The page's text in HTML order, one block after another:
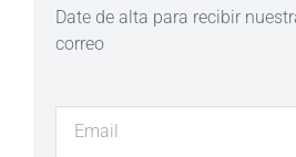
Date de alta para recibir
correo